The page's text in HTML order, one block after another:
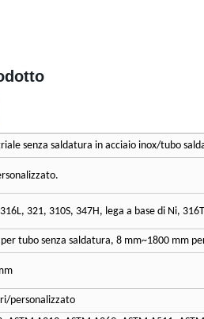
senza saldatura in acciaio inox/tubo
321, 310S, 347H, lega a base di Ni,
tubo senza saldatura, 8 mm~1800 mm
personalizzato